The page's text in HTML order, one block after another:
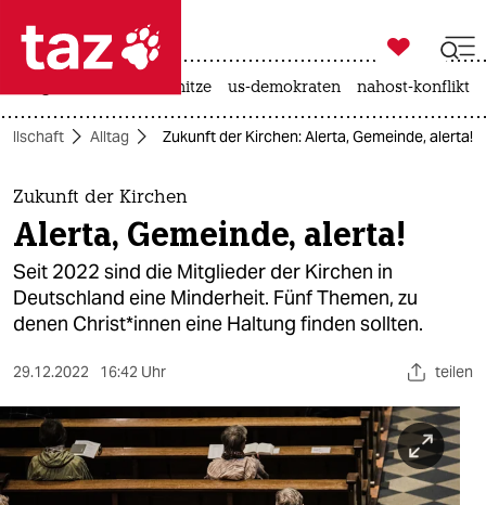
 taz zahl ich
taz zahl ich
themen
politik
öko
sport
berlin

taz zahl ich
hitze us-demokraten nahost-konflikt
Alltag Zukunft der Kirchen: Alerta, Gemeinde, alerta!
Zukunft der Kirchen
Alerta, Gemeinde, alerta!
Seit 2022 sind die Mitglieder der Kirchen in
Deutschland eine Minderheit. Fünf Themen, zu
denen Chris­t*in­nen eine Haltung finden sollten.
29.12.2022 16:42 Uhr teilen